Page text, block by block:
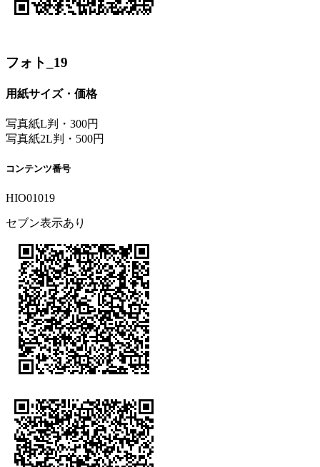
フォト_19
用紙サイズ・価格
写真紙L判・300円
写真紙2L判・500円
コンテンツ番号
HIO01019
セブン表示あり